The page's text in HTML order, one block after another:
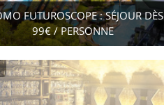
FUTUROSCOPE : SÉJOUR DÈS
99€ / PERSONNE